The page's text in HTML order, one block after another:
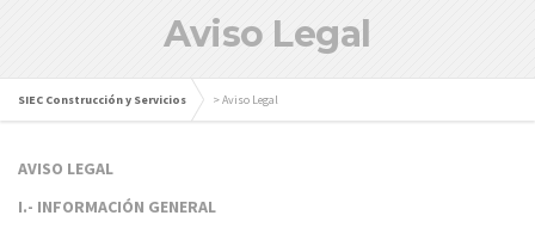
Aviso Legal
SIEC Construcción y Servicios >Aviso Legal
AVISO LEGAL
I.- INFORMACIÓN GENERAL